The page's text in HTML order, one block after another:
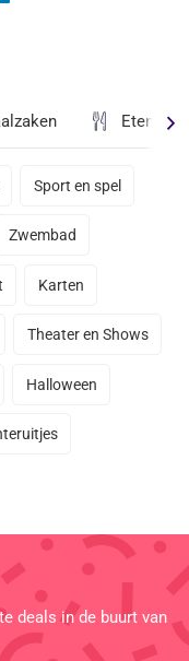
Eten &
Sport en spel
Zwembad
Karten
Theater en Shows
Halloween
deals in de buurt van